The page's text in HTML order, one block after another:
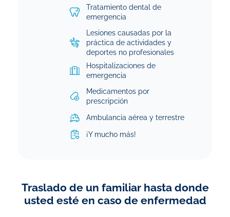
Tratamiento dental de
emergencia
Lesiones causadas por la
práctica de actividades y
deportes no profesionales
Hospitalizaciones de
emergencia
Medicamentos por
prescripción
Ambulancia aérea y terrestre
¡Y mucho más!
Traslado de un familiar hasta donde
usted esté en caso de enfermedad